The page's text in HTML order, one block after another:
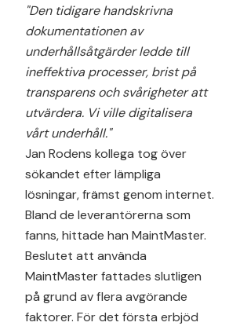
"Den tidigare handskrivna
dokumentationen av
underhållsåtgärder ledde till
ineffektiva processer, brist på
transparens och svårigheter att
utvärdera. Vi ville digitalisera
vårt underhåll."
Jan Rodens kollega tog över
sökandet efter lämpliga
lösningar, främst genom internet.
Bland de leverantörerna som
fanns, hittade han MaintMaster.
Beslutet att använda
MaintMaster fattades slutligen
på grund av flera avgörande
faktorer. För det första erbjöd